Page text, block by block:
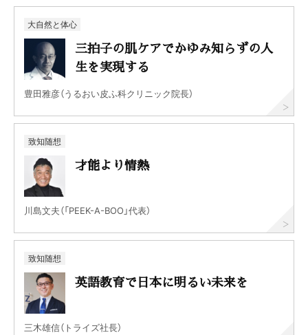
大自然と体心
三拍子の肌ケアでかゆみ知らずの人
生を実現する
豊田雅彦（うるおい皮ふ科クリニック院長）
致知随想
才能より情熱
川島文夫（「PEEK-A-BOO」代表）
致知随想
英語教育で日本に明るい未来を
三木雄信（トライズ社長）